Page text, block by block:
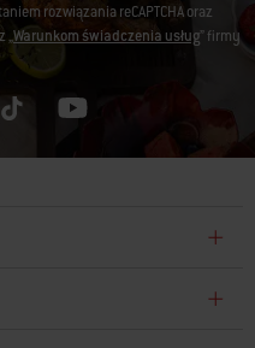
rozwiązania reCAPTCHA oraz
„Warunkom świadczenia usług” firmy